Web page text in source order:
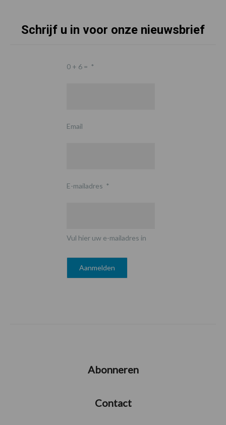
Schrijf u in voor onze nieuwsbrief
0 + 6 = *
Email
E-mailadres *
Vul hier uw e-mailadres in
Abonneren
Contact